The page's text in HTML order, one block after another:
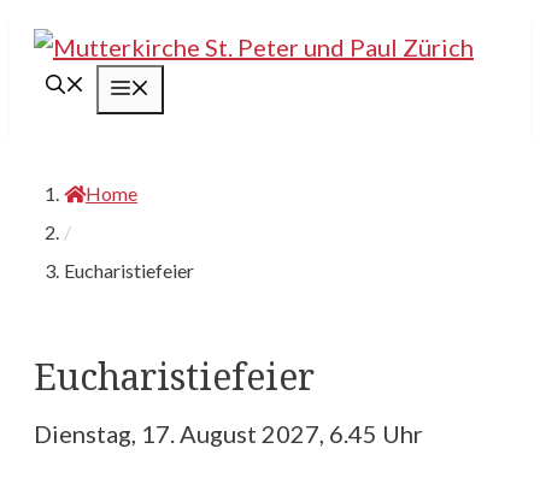
Springe
Inhalt
Home
/
Eucharistiefeier
Eucharistiefeier
Dienstag, 17. August 2027, 6.45 Uhr